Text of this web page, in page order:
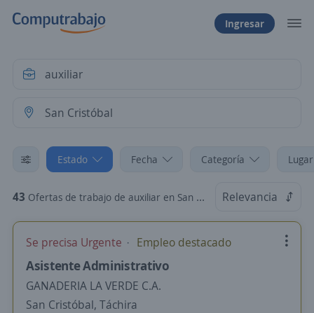
Ingresar
Estado Fecha Categoría
43 Ofertas de trabajo de auxiliar en San Cristóbal, Táchira Relevancia
Se precisa Urgente Empleo destacado
Asistente Administrativo
GANADERIA LA VERDE C.A.
San Cristóbal, Táchira